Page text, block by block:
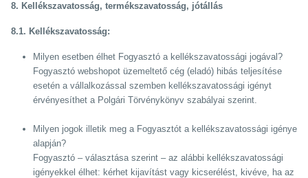
8. Kellékszavatosság, termékszavatosság, jótállás
8.1. Kellékszavatosság:
Milyen esetben élhet Fogyasztó a kellékszavatossági jogával?
Fogyasztó webshopot üzemeltető cég (eladó) hibás teljesítése
esetén a vállalkozással szemben kellékszavatossági igényt
érvényesíthet a Polgári Törvénykönyv szabályai szerint.
Milyen jogok illetik meg a Fogyasztót a kellékszavatossági igénye
alapján?
Fogyasztó – választása szerint – az alábbi kellékszavatossági
igényekkel élhet: kérhet kijavítást vagy kicserélést, kivéve, ha az